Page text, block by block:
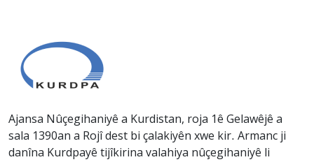
Ajansa Nûçegihaniyê a Kurdistan, roja 1ê Gelawêjê a
sala 1390an a Rojî dest bi çalakiyên xwe kir. Armanc ji
danîna Kurdpayê tijîkirina valahiya nûçegihaniyê li